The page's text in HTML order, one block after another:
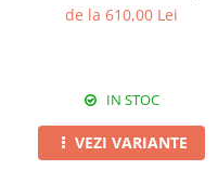
albastră
de la 610,00 Lei
IN STOC
VEZI VARIANTE